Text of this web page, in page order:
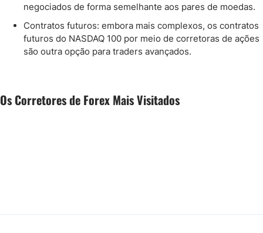
negociados de forma semelhante aos pares de moedas.
Contratos futuros: embora mais complexos, os contratos
futuros do NASDAQ 100 por meio de corretoras de ações
são outra opção para traders avançados.
Os Corretores de Forex Mais Visitados